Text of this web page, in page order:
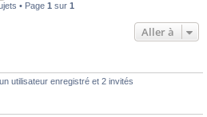
• Page 1 sur 1
Aller à
utilisateur enregistré et 2 invités